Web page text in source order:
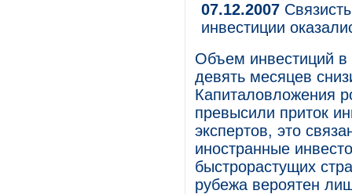
07.12.2007
инвестиции
Объем инвестиций в
девять месяцев
Капиталовложения
превысили приток
экспертов, это
иностранные
быстрорастущих
рубежа вероятен